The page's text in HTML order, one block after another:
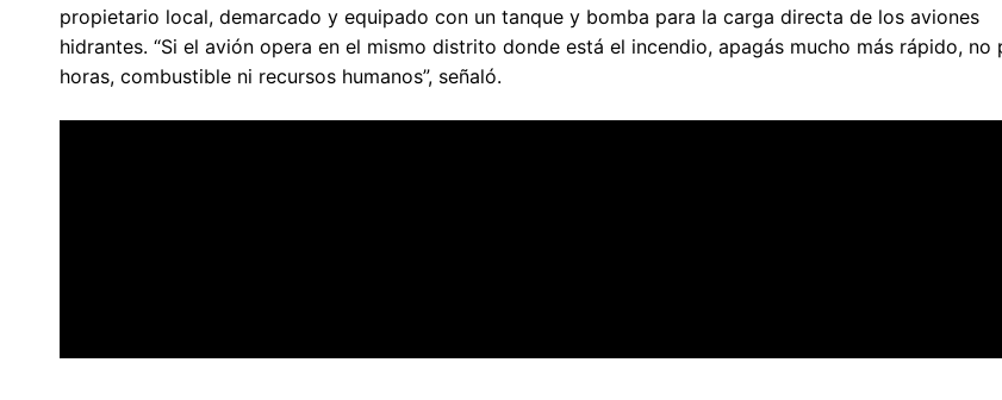
propietario local, demarcado y equipado con un tanque y bomba para la carga directa de los aviones
hidrantes. “Si el avión opera en el mismo distrito donde está el incendio, apagás mucho más rápido, no
horas, combustible ni recursos humanos”, señaló.